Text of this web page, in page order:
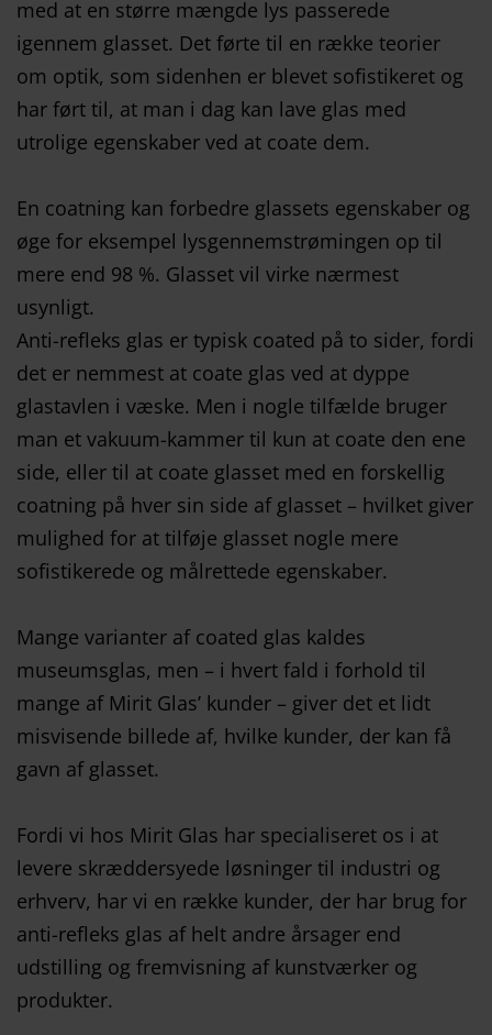
med at en større mængde lys passerede
igennem glasset. Det førte til en række teorier
om optik, som sidenhen er blevet sofistikeret og
har ført til, at man i dag kan lave glas med
utrolige egenskaber ved at coate dem.
En coatning kan forbedre glassets egenskaber og
øge for eksempel lysgennemstrømingen op til
mere end 98 %. Glasset vil virke nærmest
usynligt.
Anti-refleks glas er typisk coated på to sider, fordi
det er nemmest at coate glas ved at dyppe
glastavlen i væske. Men i nogle tilfælde bruger
man et vakuum-kammer til kun at coate den ene
side, eller til at coate glasset med en forskellig
coatning på hver sin side af glasset – hvilket giver
mulighed for at tilføje glasset nogle mere
sofistikerede og målrettede egenskaber.
Mange varianter af coated glas kaldes
museumsglas, men – i hvert fald i forhold til
mange af Mirit Glas’ kunder – giver det et lidt
misvisende billede af, hvilke kunder, der kan få
gavn af glasset.
Fordi vi hos Mirit Glas har specialiseret os i at
levere skræddersyede løsninger til industri og
erhverv, har vi en række kunder, der har brug for
anti-refleks glas af helt andre årsager end
udstilling og fremvisning af kunstværker og
produkter.